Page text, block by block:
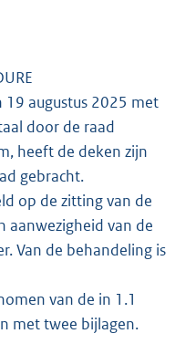
augustus 2025 met
door de raad
heeft de deken zijn
gebracht.
op de zitting van de
aanwezigheid van de
Van de behandeling is
van de in 1.1
met twee bijlagen.